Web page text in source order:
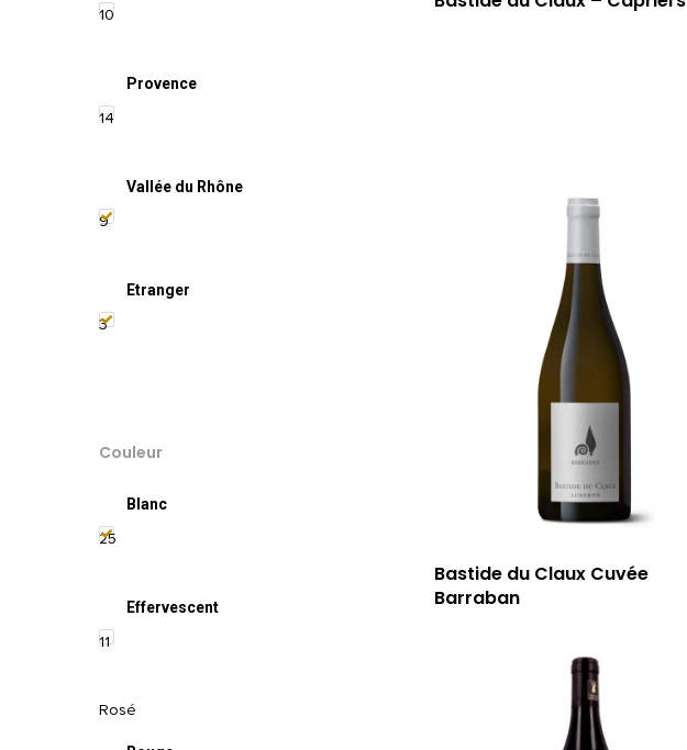
10
Provence
14
Vallée du Rhône
9
Etranger
3
Couleur
Blanc
25
Effervescent
11
Rosé
Bastide du Claux Cuvée
Barraban